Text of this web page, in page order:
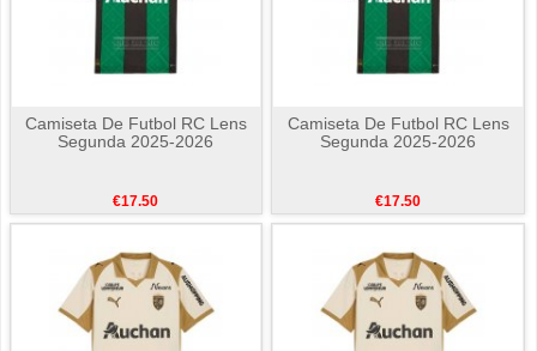
Camiseta De Futbol RC Lens
Segunda 2025-2026
€17.50
Camiseta De Futbol RC Lens
Segunda 2025-2026
€17.50